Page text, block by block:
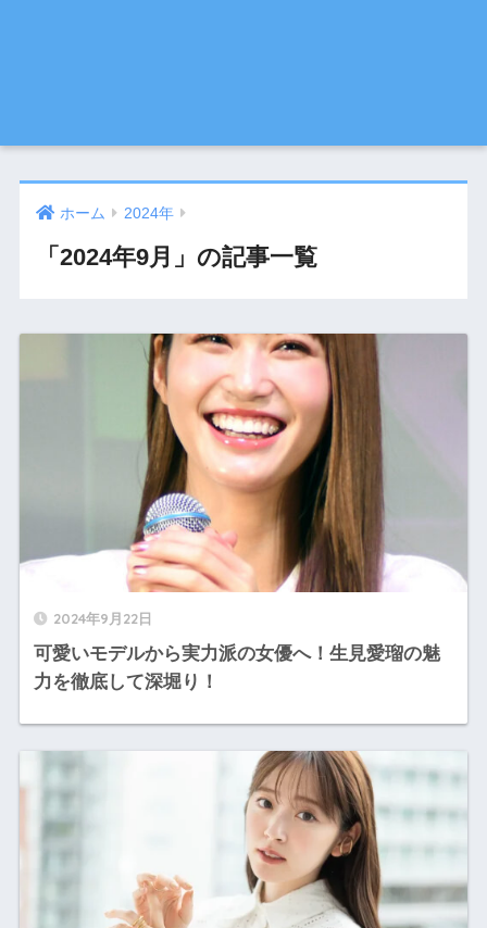
ホーム 2024年
「2024年9月」の記事一覧
2024年9月22日
可愛いモデルから実力派の女優へ！生見愛瑠の魅
力を徹底して深堀り！